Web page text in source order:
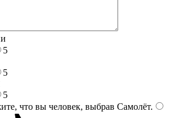
5
5
5
что вы человек, выбрав Самолёт.